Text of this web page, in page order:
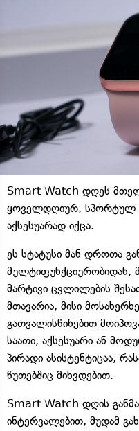
Smart Watch დღეს
ყოველდღიურ, სპორტულ
აქსესუარად იქცა.
ეს სტატუსი მან დროთა
მულტიფუნქციურობიდან,
მარტივი ცვლილების
მთავარია, მისი
გათვალისწინებით
საათი, აქსესუარი ან
პირადი ასისტენტიცაა,
წუთებშიც მიხვდებით.
Smart Watch დღის
ინტერვალებით, მუდამ